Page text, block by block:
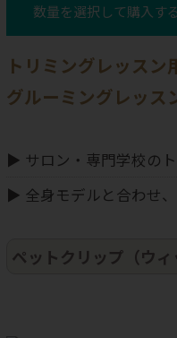
数量を選択して購入する
トリミングレッス
グルーミングレッス
▶ サロン・専門学校の
▶ 全身モデルと合わせ
ペットクリップ（ウィ